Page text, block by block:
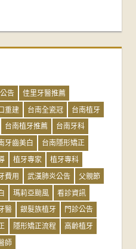
告
佳里牙醫推薦
重建 台南全瓷冠
台南植牙
台南植牙推薦
台南牙科
牙齒美白
台南隱形矯正
植牙專家
植牙專科
費用 武漢肺炎公告
父親節
瑪莉亞颱風
看診資訊
醫 銀髮族植牙
門診公告
隱形矯正流程
高齡植牙
師